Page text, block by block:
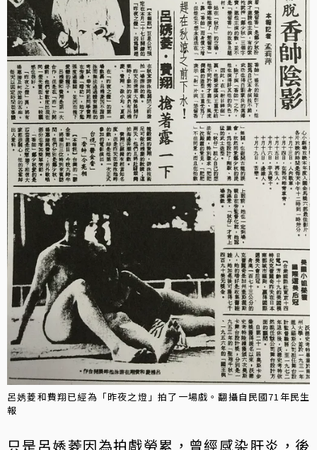
呂㛢菱和費翔已經為「昨夜之燈」拍了一場戲。翻攝自民國71年民生
報
只是呂㛢菱因為拍戲勞累，曾經感染肝炎，後